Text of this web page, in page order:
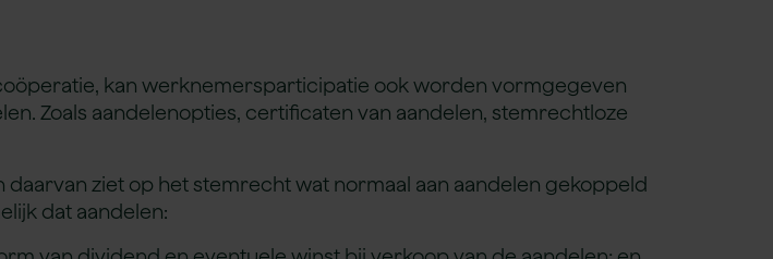
kan werknemersparticipatie ook worden vormgegeven
Zoals aandelenopties, certificaten van aandelen, stemrechtloze
ziet op het stemrecht wat normaal aan aandelen gekoppeld
dat aandelen: